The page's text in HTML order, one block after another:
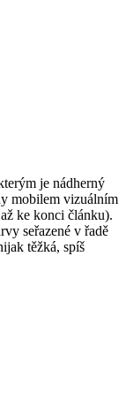
je nádherný
mobilem vizuálním
ke konci článku).
seřazené v řadě
těžká, spíš